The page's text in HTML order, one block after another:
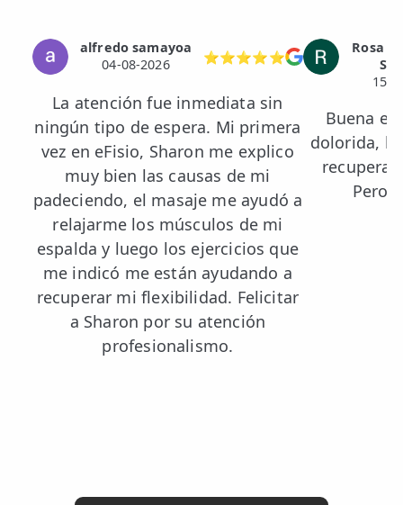
alfredo samayoa
04-08-2026
⭐⭐⭐⭐⭐
La atención fue inmediata sin
ningún tipo de espera. Mi primera
vez en eFisio, Sharon me explico
muy bien las causas de mi
padeciendo, el masaje me ayudó a
relajarme los músculos de mi
espalda y luego los ejercicios que
me indicó me están ayudando a
recuperar mi flexibilidad. Felicitar
a Sharon por su atención
profesionalismo.
Rosa
15-
Buena
dolorida,
Pero